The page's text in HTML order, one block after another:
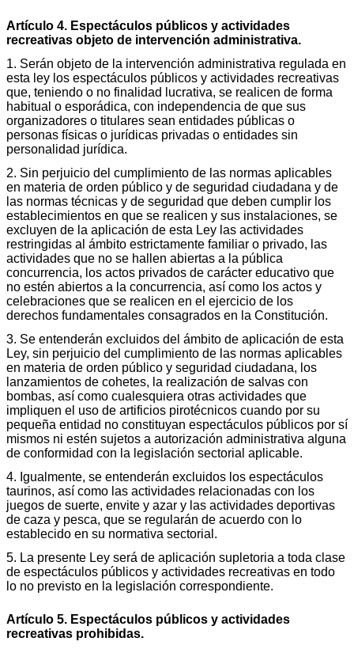
Artículo 4. Espectáculos públicos y actividades
recreativas objeto de intervención administrativa.
1. Serán objeto de la intervención administrativa regulada en
esta ley los espectáculos públicos y actividades recreativas
que, teniendo o no finalidad lucrativa, se realicen de forma
habitual o esporádica, con independencia de que sus
organizadores o titulares sean entidades públicas o
personas físicas o jurídicas privadas o entidades sin
personalidad jurídica.
2. Sin perjuicio del cumplimiento de las normas aplicables
en materia de orden público y de seguridad ciudadana y de
las normas técnicas y de seguridad que deben cumplir los
establecimientos en que se realicen y sus instalaciones, se
excluyen de la aplicación de esta Ley las actividades
restringidas al ámbito estrictamente familiar o privado, las
actividades que no se hallen abiertas a la pública
concurrencia, los actos privados de carácter educativo que
no estén abiertos a la concurrencia, así como los actos y
celebraciones que se realicen en el ejercicio de los
derechos fundamentales consagrados en la Constitución.
3. Se entenderán excluidos del ámbito de aplicación de esta
Ley, sin perjuicio del cumplimiento de las normas aplicables
en materia de orden público y seguridad ciudadana, los
lanzamientos de cohetes, la realización de salvas con
bombas, así como cualesquiera otras actividades que
impliquen el uso de artificios pirotécnicos cuando por su
pequeña entidad no constituyan espectáculos públicos por sí
mismos ni estén sujetos a autorización administrativa alguna
de conformidad con la legislación sectorial aplicable.
4. Igualmente, se entenderán excluidos los espectáculos
taurinos, así como las actividades relacionadas con los
juegos de suerte, envite y azar y las actividades deportivas
de caza y pesca, que se regularán de acuerdo con lo
establecido en su normativa sectorial.
5. La presente Ley será de aplicación supletoria a toda clase
de espectáculos públicos y actividades recreativas en todo
lo no previsto en la legislación correspondiente.
Artículo 5. Espectáculos públicos y actividades
recreativas prohibidas.